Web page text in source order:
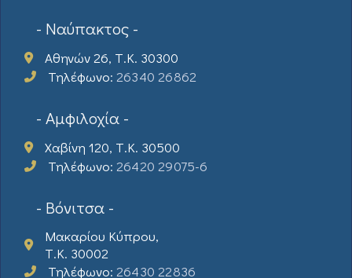
- Ναύπακτος -
Αθηνών 26, Τ.Κ. 30300
Τηλέφωνο: 26340 26862
- Αμφιλοχία -
Χαβίνη 120, Τ.Κ. 30500
Τηλέφωνο: 26420 29075-6
- Βόνιτσα -
Μακαρίου Κύπρου,
Τ.Κ. 30002
Τηλέφωνο: 26430 22836